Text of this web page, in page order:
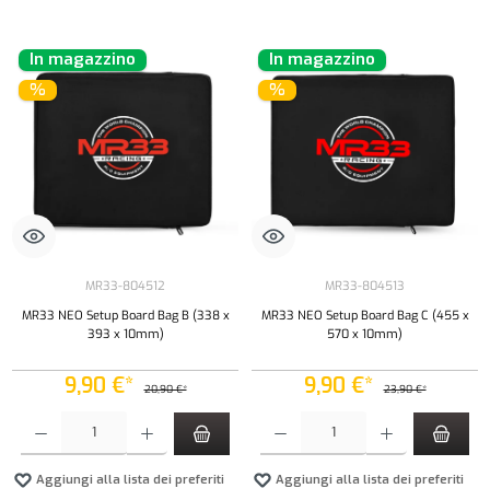
In magazzino
%
MR33-804512
MR33 NEO Setup Board Bag B (338 x
393 x 10mm)
9,90 €* 20,90 €*
Aggiungi alla lista dei preferiti
In magazzino
%
MR33-804513
MR33 NEO Setup Board Bag C (455 x
570 x 10mm)
9,90 €* 23,90 €*
Aggiungi alla lista dei preferiti